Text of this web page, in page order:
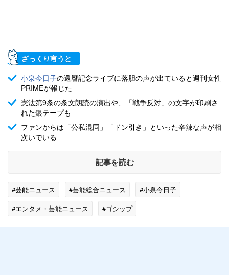
ざっくり言うと
小泉今日子の還暦記念ライブに落胆の声が出ていると週刊女性
PRIMEが報じた
憲法第9条の条文朗読の演出や、「戦争反対」の文字が印刷さ
れた銀テープも
ファンからは「公私混同」「ドン引き」といった辛辣な声が相
次いでいる
記事を読む
#芸能ニュース #芸能総合ニュース
#小泉今日子
#エンタメ・芸能ニュース
#ゴシップ